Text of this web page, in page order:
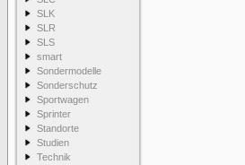
SLK
SLR
SLS
smart
Sondermodelle
Sonderschutz
Sportwagen
Sprinter
Standorte
Studien
Technik